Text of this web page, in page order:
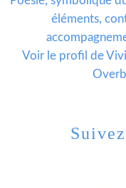
éléments,
Voir le profil de